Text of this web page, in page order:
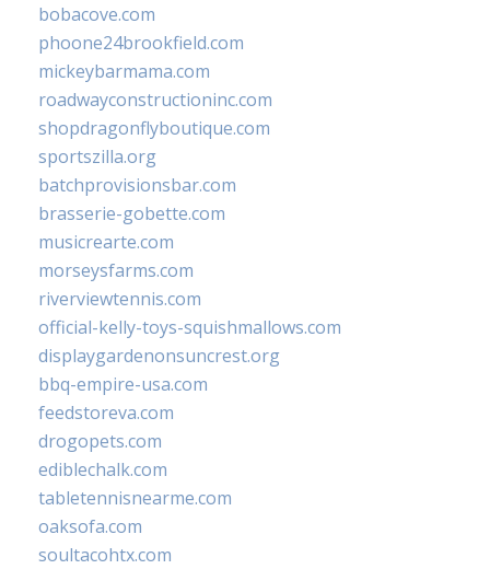
bobacove.com
phoone24brookfield.com
mickeybarmama.com
roadwayconstructioninc.com
shopdragonflyboutique.com
sportszilla.org
batchprovisionsbar.com
brasserie-gobette.com
musicrearte.com
morseysfarms.com
riverviewtennis.com
official-kelly-toys-squishmallows.com
displaygardenonsuncrest.org
bbq-empire-usa.com
feedstoreva.com
drogopets.com
ediblechalk.com
tabletennisnearme.com
oaksofa.com
soultacohtx.com